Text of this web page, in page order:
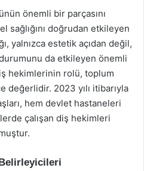
önemli bir parçasını
sağlığını doğrudan etkileyen
yalnızca estetik açıdan değil,
da etkileyen önemli
hekimlerinin rolü, toplum
değerlidir. 2023 yılı itibarıyla
hem devlet hastaneleri
çalışan diş hekimleri